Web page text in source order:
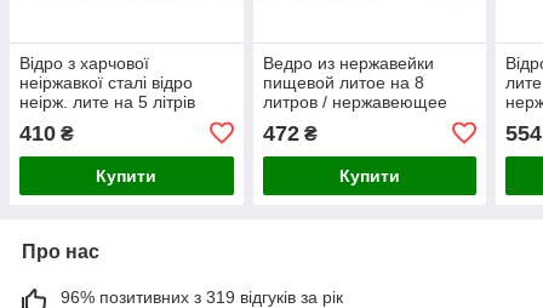
Відро з харчової
неіржавкої сталі відро
неірж. лите на 5 літрів
410 ₴
Купити
Ведро из нержавейки
пищевой литое на 8
литров / нержавеющее
472₴
Купити
554
Про нас
96% позитивних з 319 відгуків за рік